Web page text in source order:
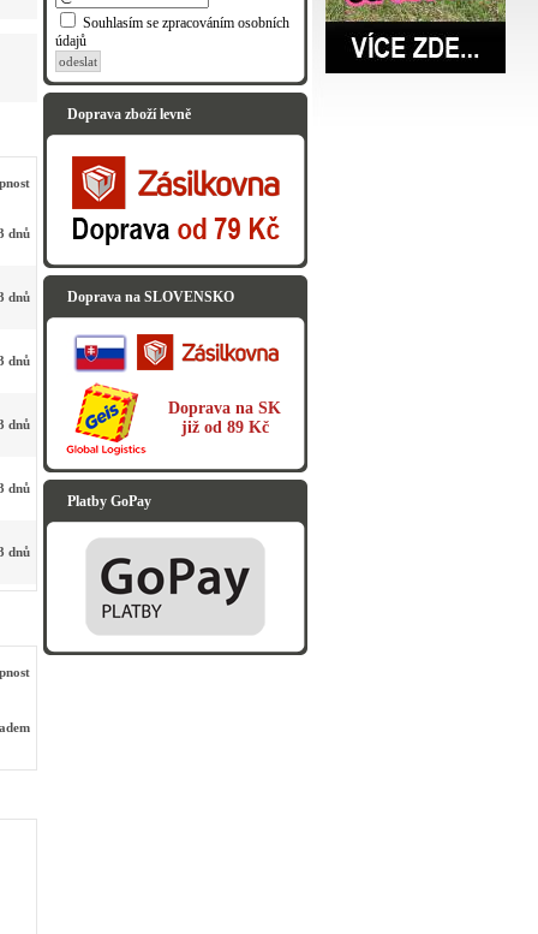
dnů
dnů
dnů
dnů
dnů
dnů
Souhlasím se zpracováním osobních
údajů
odeslat
Doprava zboží levně
Doprava na SLOVENSKO
Doprava na SK
již od 89 Kč
Platby GoPay